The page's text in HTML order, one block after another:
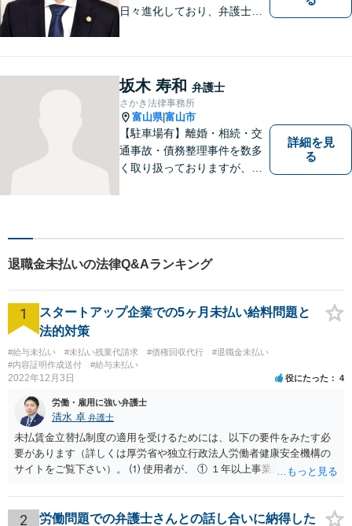
日々進化しており、弁護士に
の声にしっかり耳を傾ける姿
勢は変わりません。
坂木 寿和 弁護士
さかき法律事務所
富山県|富山市
【駐車場有】離婚・相続・交
通事故・債務整理事件を数多
く取り扱っておりますが、そ
というお声をいただけるよう
に取り組んでいきたいと考え
ています。
詳細を見
る
退職金未払いの法律Q&Aランキング
1
スタートアップ企業での5ヶ月未払い給料問題と
法的対策
#給与未払い #未払い残業代請求 #債権回収代行
#退職金未払い
#内容証明作成送付
#給与未払い
2022年12月3日 役にたった 4
労働・雇用に強い弁護士
清水 卓 弁護士
未払賃金立替払制度の適用を受けるためには、以下の要件をみたす必
要があります（詳しくは厚労省や独立行政法人労働者健康安全機構の
サイトをご覧下さい）。 ⑴ 使用者が、 ① １年以上事業活動を行って
産管財人等に倒産の事実等を証明してもらう必要あり。 •事実上の倒産
（中小企業について、事業活動が停止し、再開する見込みがなく、賃
2
労働問題での弁護士さんとの話し合いに納得した